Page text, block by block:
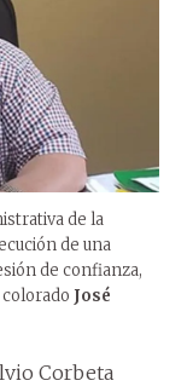
de la
de una
de confianza,
José
Corbeta